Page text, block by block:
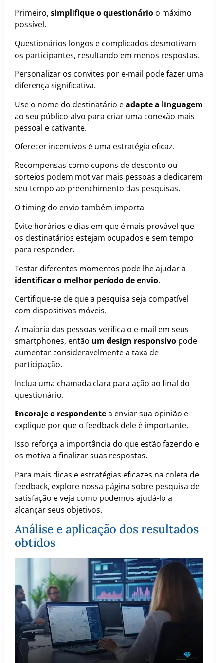
Primeiro, simplifique o questionário o máximo
possível.
Questionários longos e complicados desmotivam
os participantes, resultando em menos respostas.
Personalizar os convites por e-mail pode fazer uma
diferença significativa.
Use o nome do destinatário eadapte a linguagem
ao seu público-alvo para criar uma conexão mais
pessoal e cativante.
Oferecer incentivos é uma estratégia eficaz.
Recompensas como cupons de desconto ou
sorteios podem motivar mais pessoas a dedicarem
seu tempo ao preenchimento das pesquisas.
O timing do envio também importa.
Evite horários e dias em que é mais provável que
os destinatários estejam ocupados e sem tempo
para responder.
Testar diferentes momentos pode lhe ajudar a
identificar o melhor período de envio.
Certifique-se de que a pesquisa seja compatível
com dispositivos móveis.
A maioria das pessoas verifica o e-mail em seus
smartphones, então um design responsivo pode
aumentar consideravelmente a taxa de
participação.
Inclua uma chamada clara para ação ao final do
questionário.
Encoraje o respondentea enviar sua opinião e
explique por que o feedback dele é importante.
Isso reforça a importância do que estão fazendo e
os motiva a finalizar suas respostas.
Para mais dicas e estratégias eficazes na coleta de
feedback, explore nossa página sobre pesquisa de
satisfação e veja como podemos ajudá-lo a
alcançar seus objetivos.
Análise e aplicação dos resultados
obtidos